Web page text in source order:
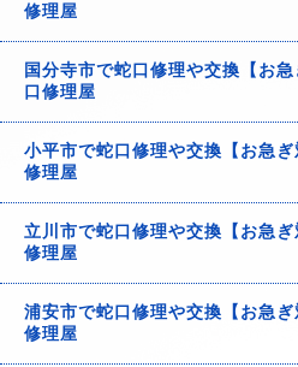
修理屋
国分寺市で蛇口修理や交換【お
口修理屋
小平市で蛇口修理や交換【お急
修理屋
立川市で蛇口修理や交換【お急
修理屋
浦安市で蛇口修理や交換【お急
修理屋